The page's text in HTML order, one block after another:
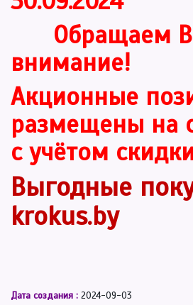
Обращаем
внимание!
Акционные
размещены на
с учётом
Выгодные
krokus.by
Дата создания : 2024-09-03